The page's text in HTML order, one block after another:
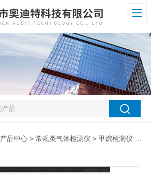
产品中心 >常规类气体检测仪 > 甲烷检测仪